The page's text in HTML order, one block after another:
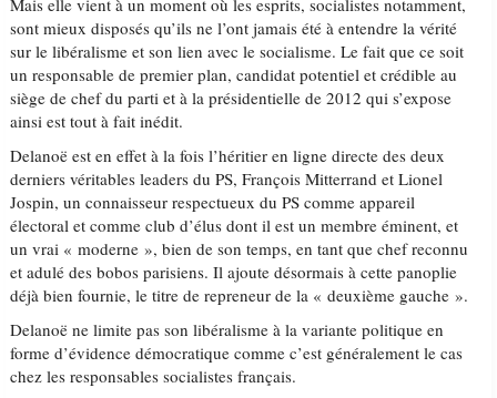
Mais elle vient à un moment où les esprits, socialistes notamment,
sont mieux disposés qu’ils ne l’ont jamais été à entendre la vérité
sur le libéralisme et son lien avec le socialisme. Le fait que ce soit
un responsable de premier plan, candidat potentiel et crédible au
siège de chef du parti et à la présidentielle de 2012 qui s’expose
ainsi est tout à fait inédit.
Delanoë est en effet à la fois l’héritier en ligne directe des deux
derniers véritables leaders du PS, François Mitterrand et Lionel
Jospin, un connaisseur respectueux du PS comme appareil
électoral et comme club d’élus dont il est un membre éminent, et
un vrai « moderne », bien de son temps, en tant que chef reconnu
et adulé des bobos parisiens. Il ajoute désormais à cette panoplie
déjà bien fournie, le titre de repreneur de la « deuxième gauche ».
Delanoë ne limite pas son libéralisme à la variante politique en
forme d’évidence démocratique comme c’est généralement le cas
chez les responsables socialistes français.